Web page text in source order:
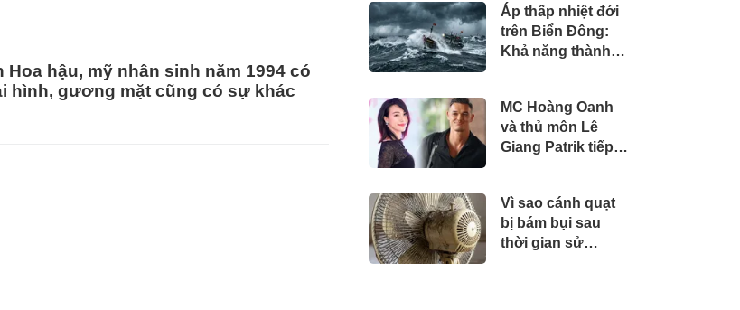
hậu, mỹ nhân sinh năm 1994 có
hình, gương mặt cũng có sự khác
Áp thấp nhiệt đới
trên Biển Đông:
Khả năng thành
MC Hoàng Oanh
và thủ môn Lê
Giang Patrik tiếp
đồn hẹn hò
Vì sao cánh quạt
bị bám bụi sau
thời gian sử